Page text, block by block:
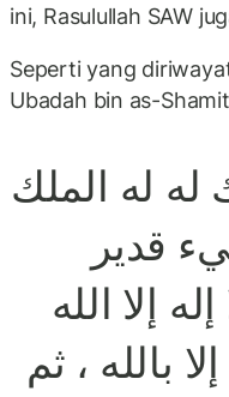
ini, Rasulullah SAW
Seperti yang
Ubadah bin as-
له له الملك
قدير
إلا الله
بالله ، ثم